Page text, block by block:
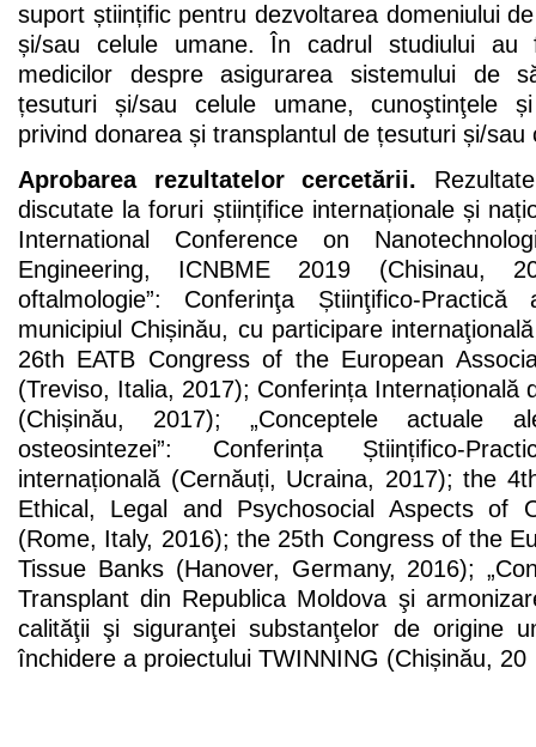
suport științific pentru dezvoltarea domeniului
și/sau celule umane. În cadrul studiului au
medicilor despre asigurarea sistemului de
țesuturi și/sau celule umane, cunoştinţele
privind donarea și transplantul de țesuturi și/sau
Aprobarea rezultatelor cercetării.
discutate la foruri științifice internaționale și
International Conference on
Engineering, ICNBME 2019 (Chisinau,
oftalmologie”: Conferinţa Știinţifico-
municipiul Chișinău, cu participare
26th EATB Congress of the European
(Treviso, Italia, 2017); Conferința Internațională
(Chișinău, 2017); „Conceptele actuale
osteosintezei”: Conferința Științifico-
internațională (Cernăuți, Ucraina, 2017); the
Ethical, Legal and Psychosocial Aspects of
(Rome, Italy, 2016); the 25th Congress of the
Tissue Banks (Hanover, Germany, 2016);
Transplant din Republica Moldova şi
calităţii şi siguranţei substanţelor de origine
închidere a proiectului TWINNING (Chișinău, 20